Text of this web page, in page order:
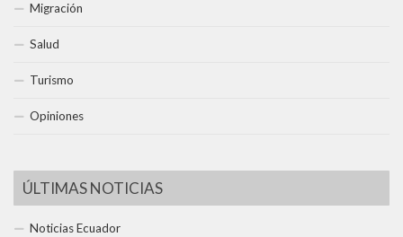
Migración
Salud
Turismo
Opiniones
ÚLTIMAS NOTICIAS
Noticias Ecuador